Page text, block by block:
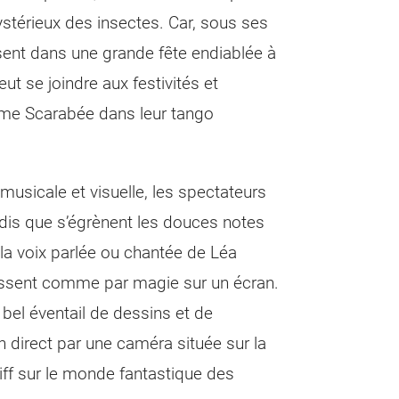
des insectes. Car, sous ses
dans une grande fête endiablée à
se joindre aux festivités et
Scarabée dans leur tango
et visuelle, les spectateurs
que s’égrènent les douces notes
voix parlée ou chantée de Léa
comme par magie sur un écran.
éventail de dessins et de
direct par une caméra située sur la
sur le monde fantastique des